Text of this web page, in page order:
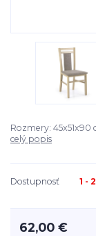
Rozmery:
celý popis
Dostupnosť 1 -
62,00 €